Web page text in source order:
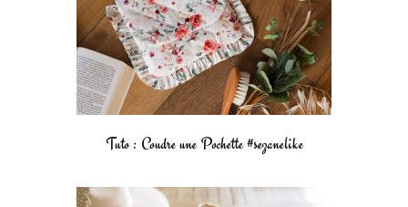
Tuto : Coudre une Pochette #sezanelike